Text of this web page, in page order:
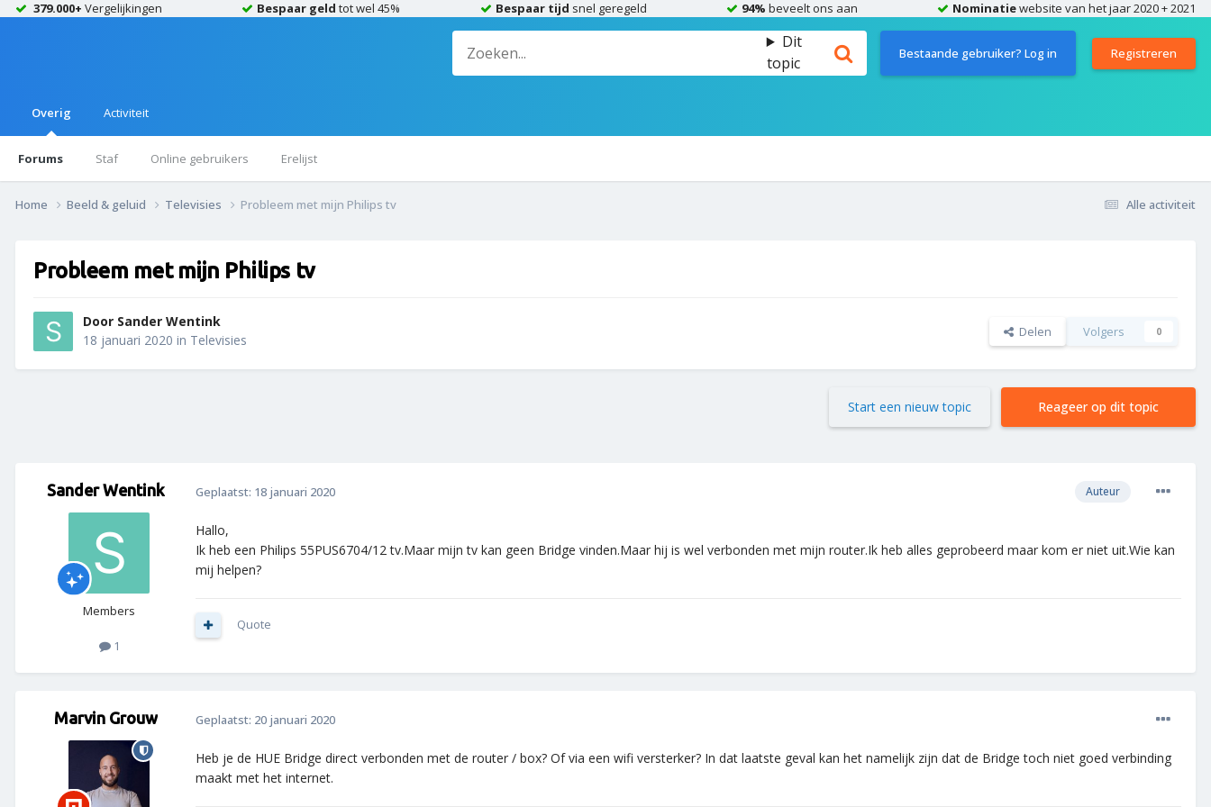
379.000+ Vergelijkingen Bespaar geld tot wel 45% Bespaar tijd snel geregeld 94% beveelt ons aan Nominatiewebsite van het jaar 2020 + 2021
Dit
topic
Bestaande gebruiker? Log in Registreren
Overig
Forums Staf Online gebruikers Erelijst
Activiteit
Alle activiteit
Home Beeld & geluid Televisies Probleem met mijn Philips tv
Probleem met mijn Philips tv
Door Sander Wentink
18 januari 2020 in Televisies Delen Volgers 0
Reageer op dit topic
Start een nieuw topic
Sander Wentink
Members
1
Auteur
Geplaatst: 18 januari 2020
Hallo,
Ik heb een Philips 55PUS6704/12 tv.Maar mijn tv kan geen Bridge vinden.Maar hij is wel verbonden met mijn router.Ik heb alles geprobeerd maar kom er niet uit.Wie kan
mij helpen?
Quote
Marvin Grouw Geplaatst: 20 januari 2020
Heb je de HUE Bridge direct verbonden met de router / box? Of via een wifi versterker? In dat laatste geval kan het namelijk zijn dat de Bridge toch niet goed verbinding
maakt met het internet.